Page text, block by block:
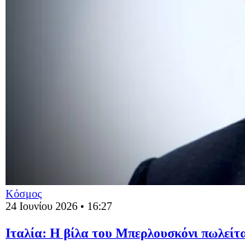
Κόσμος
24 Ιουνίου 2026 • 16:27
Ιταλία: H βίλα του Μπερλουσκόνι